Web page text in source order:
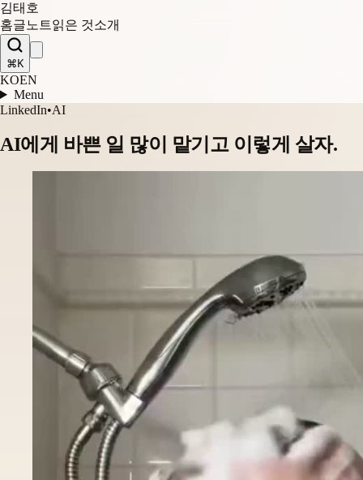
김태호
홈글 노트읽은 것소개
⌘K
KOEN
Menu
LinkedIn•AI
AI에게 바쁜 일 많이 맡기고 이렇게 살자.